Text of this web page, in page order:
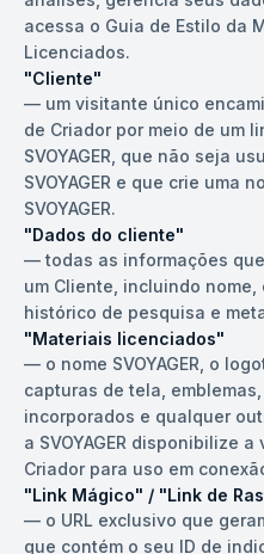
acessa o Guia de Estilo da
Licenciados.
"Cliente"
— um visitante único
de Criador por meio de um
SVOYAGER, que não seja
SVOYAGER e que crie uma
SVOYAGER.
"Dados do cliente"
— todas as informações
um Cliente, incluindo
histórico de pesquisa e
"Materiais licenciados"
— o nome SVOYAGER, o
capturas de tela,
incorporados e qualquer
a SVOYAGER disponibilize
Criador para uso em
"Link Mágico" / "Link de
— o URL exclusivo que
que contém o seu ID de